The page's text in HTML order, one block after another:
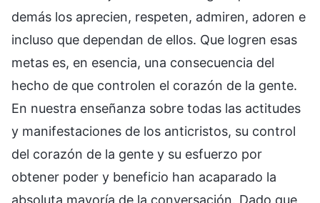
demás los aprecien, respeten, admiren, adoren e
incluso que dependan de ellos. Que logren esas
metas es, en esencia, una consecuencia del
hecho de que controlen el corazón de la gente.
En nuestra enseñanza sobre todas las actitudes
y manifestaciones de los anticristos, su control
del corazón de la gente y su esfuerzo por
obtener poder y beneficio han acaparado la
absoluta mayoría de la conversación. Dado que